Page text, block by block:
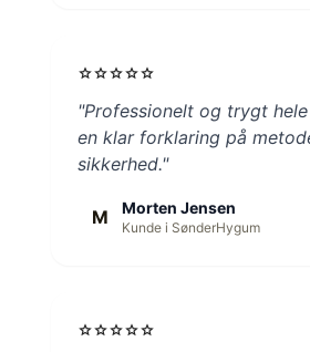
starstarstarstarstar
"Professionelt og trygt
en klar forklaring på
sikkerhed."
M Morten Jensen
Kunde i SønderHygum
starstarstarstarstar